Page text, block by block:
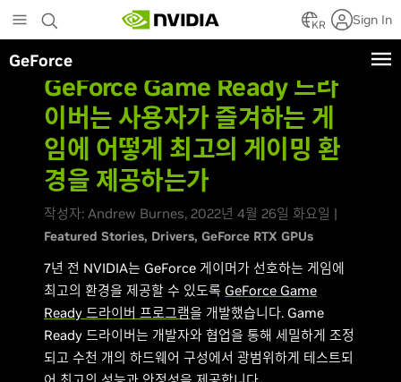
to
main
content
KR Sign In
GeForce
GeForce Game Ready 드라
이버는 사용자가 즐겨하는 게
임에 어떻게 최고의 게이밍 환
경을 제공하는가
작성자: Andrew Burnes, 2022년 4월 26일 화요일 |
Featured Stories Drivers GeForce RTX GPUs
7년 전 NVIDIA는 GeForce 게이머가 선호하는 게임에
최고의 환경을 제공할 수 있도록 GeForce Game
Ready 드라이버 프로그램을 개발했습니다. Game
Ready 드라이버는 개발자와 협업을 통해 세밀하게 조정
되고 수천 개의 하드웨어 구성에서 광범위하게 테스트되